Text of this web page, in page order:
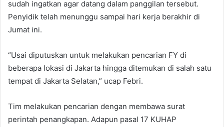
sudah ingatkan agar datang dalam panggilan tersebut.
Penyidik telah menunggu sampai hari kerja berakhir di
Jumat ini.
“Usai diputuskan untuk melakukan pencarian FY di
beberapa lokasi di Jakarta hingga ditemukan di salah satu
tempat di Jakarta Selatan,” ucap Febri.
Tim melakukan pencarian dengan membawa surat
perintah penangkapan. Adapun pasal 17 KUHAP